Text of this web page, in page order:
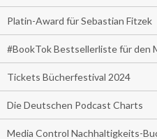
Platin-Award für Sebastian Fitzek
#BookTok Bestsellerliste für den
Tickets Bücherfestival 2024
Die Deutschen Podcast Charts
Media Control Nachhaltigkeits-